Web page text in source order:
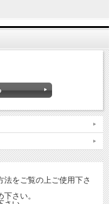
鹸です。
い。
い。
をご覧の上ご使用下さ
さい。